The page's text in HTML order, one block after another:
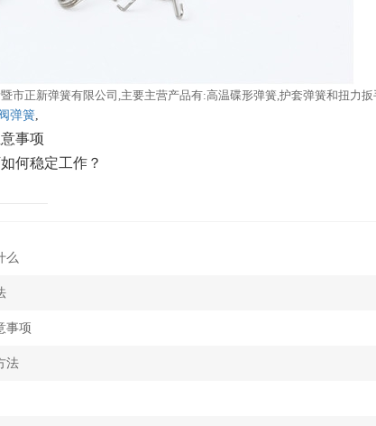
市正新弹簧有限公司,主要主营产品有:高温碟形弹簧,护套弹簧和扭力
弹簧,
事项
何稳定工作？
么
事项
法